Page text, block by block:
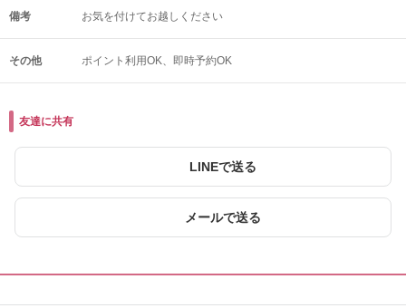
備考 お気を付けてお越しください
その他 ポイント利用OK 即時予約OK
友達に共有
LINEで送る
メールで送る